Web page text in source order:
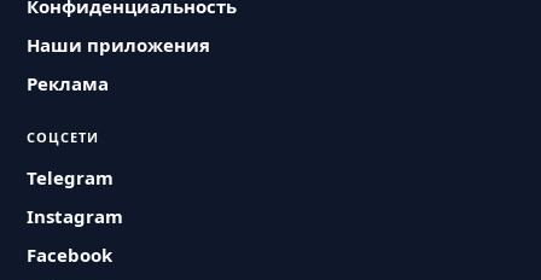
Конфиденциальность
Наши приложения
Реклама
СОЦСЕТИ
Telegram
Instagram
Facebook